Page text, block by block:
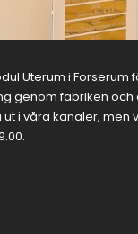
Uterum i
genom fabriken och
i våra kanaler,